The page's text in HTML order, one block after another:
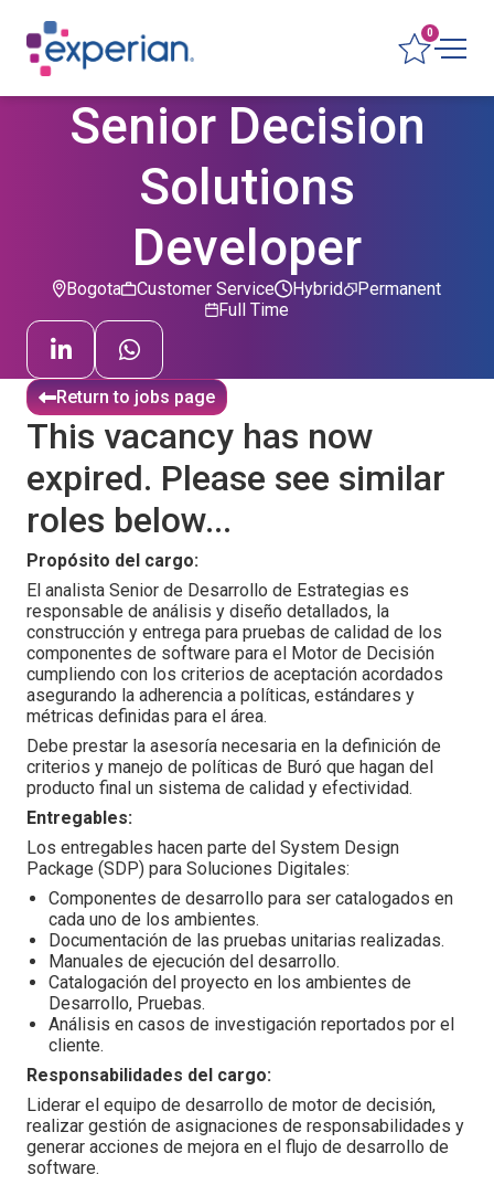
0
Senior Decision
Solutions
Developer
Bogota Customer Service Permanent
Hybrid
Full Time
Return to jobs page
This vacancy has now
expired. Please see similar
roles below...
Propósito del cargo:
El analista Senior de Desarrollo de Estrategias es
responsable de análisis y diseño detallados, la
construcción y entrega para pruebas de calidad de los
componentes de software para el Motor de Decisión
cumpliendo con los criterios de aceptación acordados
asegurando la adherencia a políticas, estándares y
métricas definidas para el área.
Debe prestar la asesoría necesaria en la definición de
criterios y manejo de políticas de Buró que hagan del
producto final un sistema de calidad y efectividad.
Entregables:
Los entregables hacen parte del System Design
Package (SDP) para Soluciones Digitales:
Componentes de desarrollo para ser catalogados en
cada uno de los ambientes.
Documentación de las pruebas unitarias realizadas.
Manuales de ejecución del desarrollo.
Catalogación del proyecto en los ambientes de
Desarrollo, Pruebas.
Análisis en casos de investigación reportados por el
cliente.
Responsabilidades del cargo:
Liderar el equipo de desarrollo de motor de decisión,
realizar gestión de asignaciones de responsabilidades y
generar acciones de mejora en el flujo de desarrollo de
software.